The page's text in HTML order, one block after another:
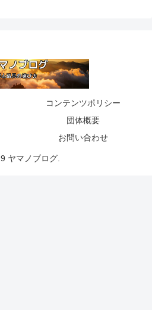
コンテンツポリシー
団体概要
お問い合わせ
ヤマノブログ.